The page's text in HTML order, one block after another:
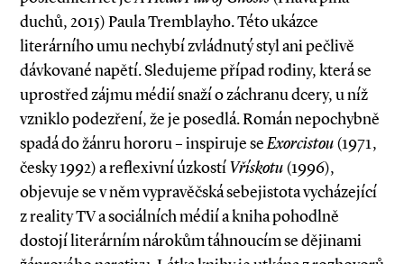
duchů, 2015) Paula Tremblayho. Této ukázce
literárního umu nechybí zvládnutý styl ani pečlivě
dávkované napětí. Sledujeme případ rodiny, která se
uprostřed zájmu médií snaží o záchranu dcery, u níž
vzniklo podezření, že je posedlá. Román nepochybně
spadá do žánru hororu – inspiruje seExorcistou(1971,
česky 1992) a reflexivní úzkostíVřískotu(1996),
objevuje se v něm vypravěčská sebejistota vycházející
z reality TV a sociálních médií a kniha pohodlně
dostojí literárním nárokům táhnoucím se dějinami